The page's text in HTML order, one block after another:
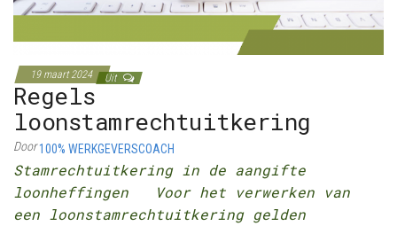
19 maart 2024 Uit
Regels
loonstamrechtuitkering
Door100% WERKGEVERSCOACH
Stamrechtuitkering in de aangifte
loonheffingen Voor het verwerken van
een loonstamrechtuitkering gelden